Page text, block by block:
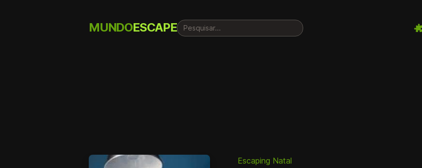
MUNDOESCAPE
Escaping Natal